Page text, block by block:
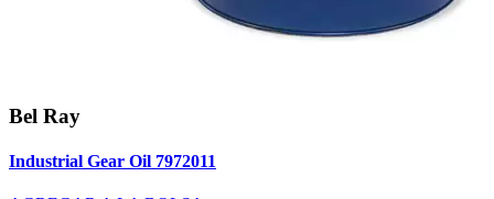
Bel Ray
Industrial Gear Oil 7972011